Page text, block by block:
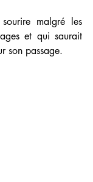
malgré les
et qui saurait
son passage.